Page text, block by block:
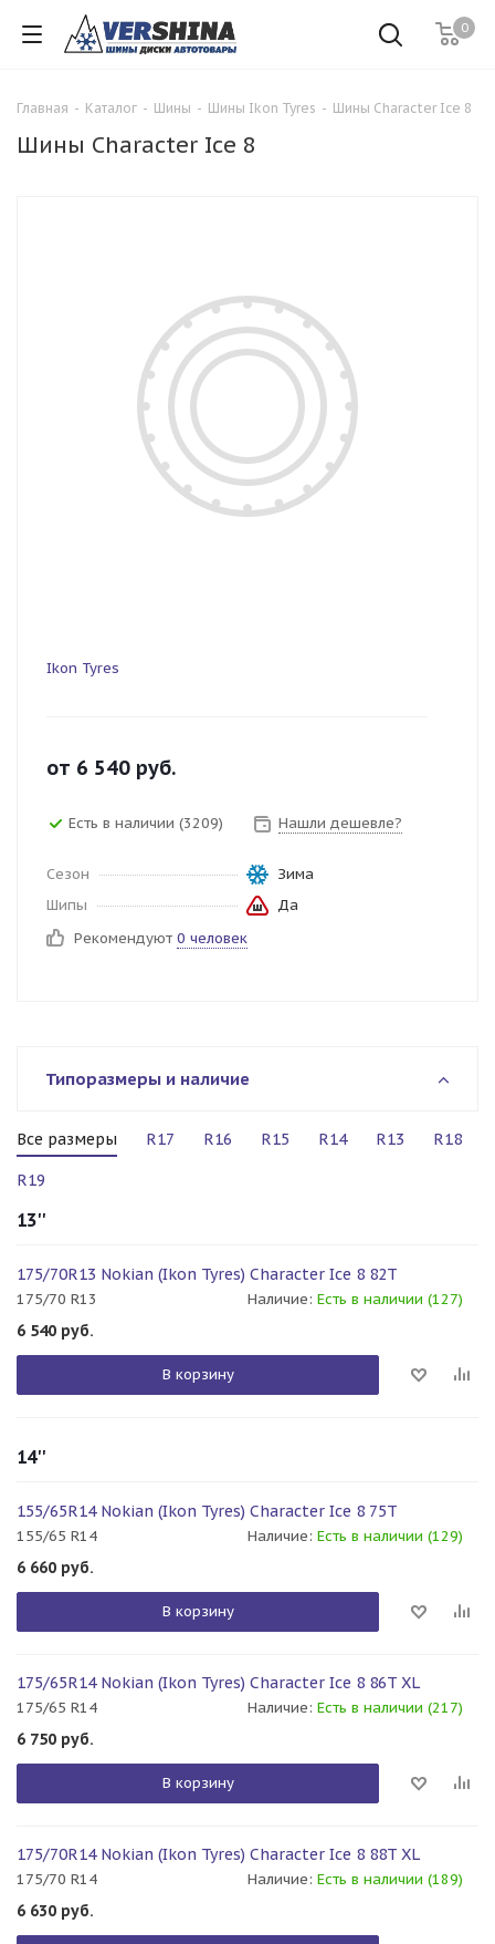
0
Главная - Каталог - Шины - Шины Ikon Tyres - Шины Character Ice 8
Шины Character Ice 8
Ikon Tyres
от 6 540 руб.
Есть в наличии (3209) Нашли дешевле?
Сезон
Зима
Шипы
Да
Рекомендуют 0 человек
Типоразмеры и наличие
Все размеры R17 R16 R15 R14 R13 R18
R19
13''
175/70R13 Nokian (Ikon Tyres) Character Ice 8 82T
175/70 R13 Наличие: Есть в наличии (127)
6 540 руб.
В корзину
14''
155/65R14 Nokian (Ikon Tyres) Character Ice 8 75T
155/65 R14 Наличие: Есть в наличии (129)
6 660 руб.
В корзину
175/65R14 Nokian (Ikon Tyres) Character Ice 8 86T XL
175/65 R14 Наличие: Есть в наличии (217)
6 750 руб.
В корзину
175/70R14 Nokian (Ikon Tyres) Character Ice 8 88T XL
175/70 R14 Наличие: Есть в наличии (189)
6 630 руб.